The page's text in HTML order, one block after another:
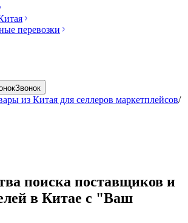
перевозки
Звонок
из Китая для селлеров маркетплейсов/
поиска поставщиков и
в Китае с "Ваш